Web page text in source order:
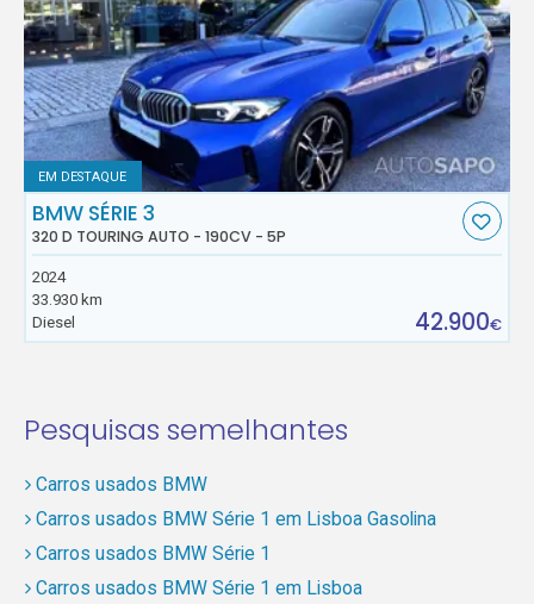
EM DESTAQUE
BMW SÉRIE 3
320 D TOURING AUTO - 190CV - 5P
2024
33.930 km
Diesel
42.900€
Pesquisas semelhantes
Carros usados BMW
Carros usados BMW Série 1 em Lisboa Gasolina
Carros usados BMW Série 1
Carros usados BMW Série 1 em Lisboa